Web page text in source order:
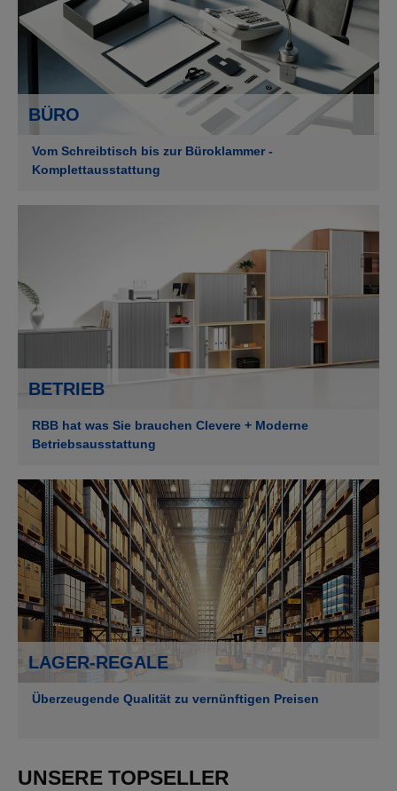
BÜRO
Vom Schreibtisch bis zur Büroklammer -
Komplettausstattung
BETRIEB
RBB hat was Sie brauchen Clevere + Moderne
Betriebsausstattung
LAGER-REGALE
Überzeugende Qualität zu vernünftigen Preisen
UNSERE TOPSELLER